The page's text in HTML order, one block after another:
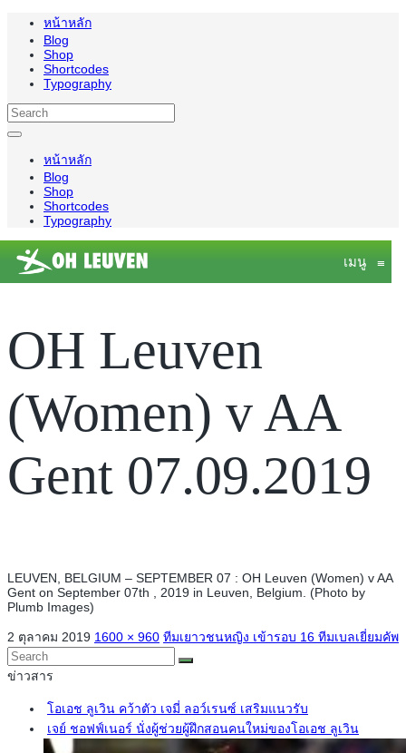
หน้าหลัก
Blog
Shop
Shortcodes
Typography
หน้าหลัก
Blog
Shop
Shortcodes
Typography
เมนู ≡
OH Leuven
(Women) v AA
Gent 07.09.2019
LEUVEN, BELGIUM – SEPTEMBER 07 : OH Leuven (Women) v AA
Gent on September 07th , 2019 in Leuven, Belgium. (Photo by
Plumb Images)
2 ตุลาคม 2019 1600 × 960 ทีมเยาวชนหญิง เข้ารอบ 16 ทีมเบลเยี่ยมคัพ
ข่าวสาร
โอเอช ลูเวิน คว้าตัว เจมี่ ลอว์เรนซ์ เสริมแนวรับ
เจย์ ชอฟฟ์เนอร์ นั่งผู้ช่วยผู้ฝึกสอนคนใหม่ของโอเอช ลูเวิน